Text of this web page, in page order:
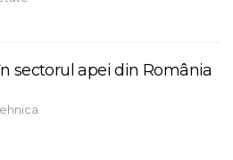
sectorul apei din România